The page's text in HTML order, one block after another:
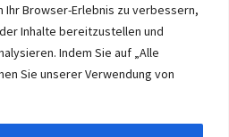
Ihr Browser-Erlebnis zu verbessern,
Inhalte bereitzustellen und
Indem Sie auf „Alle
Sie unserer Verwendung von
member of the ERUON